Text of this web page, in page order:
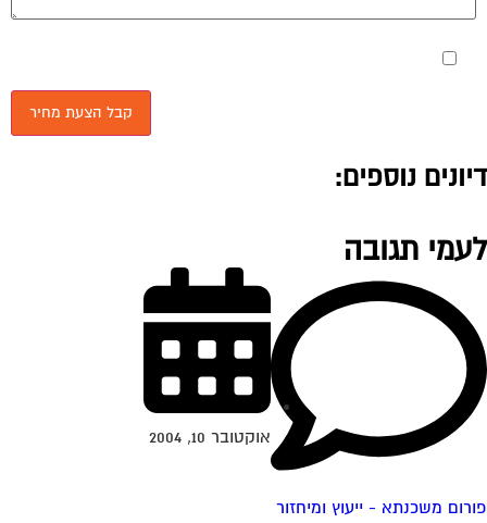
מאשר את תנאי הפרטיות
נוספים:
תגובה
משכנתא - ייעוץ ומיחזור
אוקטובר 10, 2004